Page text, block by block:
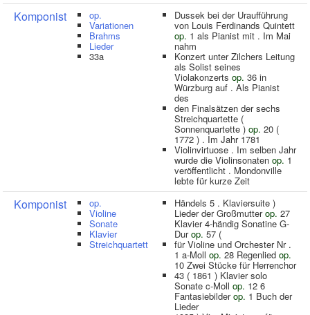
Komponist op.
Variationen
Brahms
Lieder
33a
Dussek bei der Uraufführung
von Louis Ferdinands Quintett
op. 1 als Pianist mit . Im Mai
nahm
Konzert unter Zilchers Leitung
als Solist seines
Violakonzerts op. 36 in
Würzburg auf . Als Pianist
des
den Finalsätzen der sechs
Streichquartette (
Sonnenquartette ) op. 20 (
1772 ) . Im Jahr 1781
Violinvirtuose . Im selben Jahr
wurde die Violinsonaten op. 1
veröffentlicht . Mondonville
lebte für kurze Zeit
Komponist op.
Violine
Sonate
Klavier
Streichquartett
Händels 5 . Klaviersuite )
Lieder der Großmutterop. 27
Klavier 4-händig Sonatine G-
Durop. 57 (
für Violine und Orchester Nr .
1 a-Moll op. 28 Regenlied op.
10 Zwei Stücke für Herrenchor
43 ( 1861 ) Klavier solo
Sonate c-Moll op. 12 6
Fantasiebilderop. 1 Buch der
Lieder